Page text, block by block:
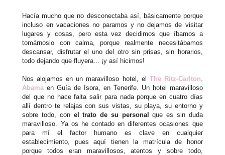
Hacía mucho que no desconectaba así, básicamente porque
incluso en vacaciones no paramos y no dejamos de visitar
lugares y cosas, pero esta vez decidimos que íbamos a
tomárnoslo con calma, porque realmente necesitábamos
descansar, disfrutar el uno del otro sin prisas, sin horarios,
todo dejando que fluyera... ¡y así hicimos!
Nos alojamos en un maravilloso hotel, el The Ritz-Carlton,
Abama en Guía de Isora, en Tenerife. Un hotel maravilloso
del que no hace falta salir para nada porque en cuatro días
allí dentro te relajas con sus vistas, su playa, su entorno y
sobre todo, con el trato de su personal
que es sin duda
maravilloso. Ya os he contado en diferentes ocasiones que
para mí el factor humano es clave en cualquier
establecimiento, pues aquí tienen la matrícula de honor
porque todos eran maravillosos, atentos y sobre todo,